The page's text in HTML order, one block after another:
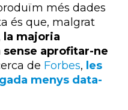
més dades
és que, malgrat
la majoria
aprofitar-ne
de Forbes, les
menys data-